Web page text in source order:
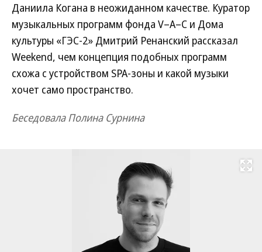
Даниила Когана в неожиданном качестве. Куратор
музыкальных программ фонда V–A–C и Дома
культуры «ГЭС-2» Дмитрий Ренанский рассказал
Weekend, чем концепция подобных программ
схожа с устройством SPA-зоны и какой музыки
хочет само пространство.
Беседовала Полина Сурнина
Развернуть